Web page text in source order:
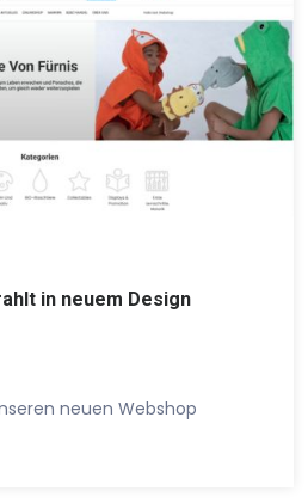
in neuem Design
neuen Webshop